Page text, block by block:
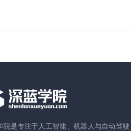
院是专注于人工智能、机器人与自动驾驶